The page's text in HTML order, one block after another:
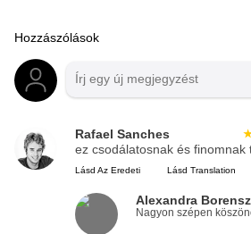
Hozzászólások
Rafael Sanches
ez csodálatosnak és finomnak
Lásd Az Eredeti Lásd Translation
Alexandra
Nagyon szépen